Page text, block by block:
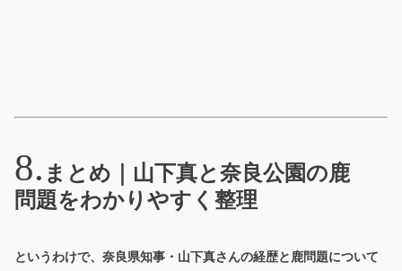
まとめ｜山下真と奈良公園の鹿
問題をわかりやすく整理
というわけで、奈良県知事・山下真さんの経歴と鹿問題について